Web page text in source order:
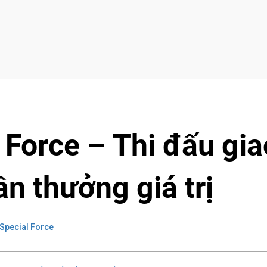
– Thi đấu
thưởng giá trị
Force